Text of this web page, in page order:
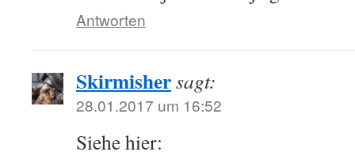
Antworten
Skirmishersagt:
28.01.2017 um 16:52
Siehe hier: